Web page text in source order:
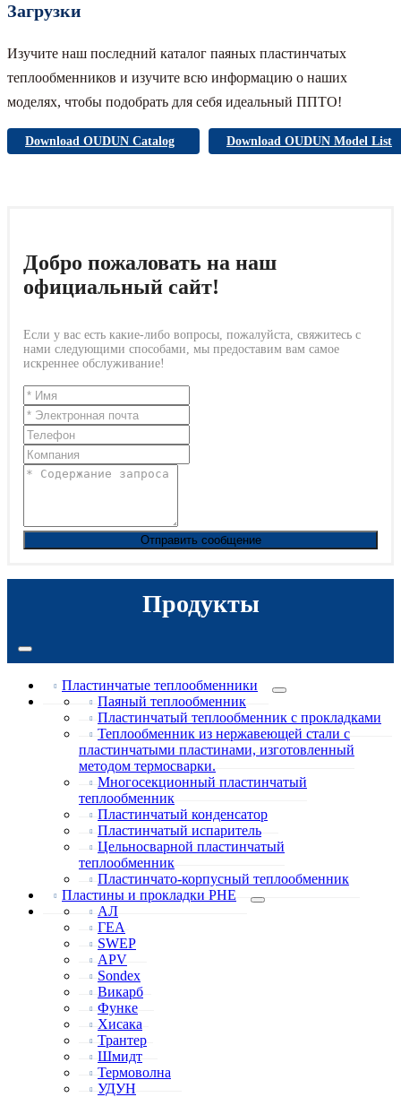
Загрузки
Изучите наш последний каталог паяных пластинчатых
теплообменников и изучите всю информацию о наших
моделях, чтобы подобрать для себя идеальный ППТО!
Download OUDUN Catalog Download OUDUN Model List
Добро пожаловать на наш
официальный сайт!
Если у вас есть какие-либо вопросы, пожалуйста, свяжитесь с
нами следующими способами, мы предоставим вам самое
искреннее обслуживание!
Отправить сообщение
Продукты
Пластинчатые теплообменники
Паяный теплообменник
Пластинчатый теплообменник с прокладками
Теплообменник из нержавеющей стали с
пластинчатыми пластинами, изготовленный
методом термосварки.
Многосекционный пластинчатый
теплообменник
Пластинчатый конденсатор
Пластинчатый испаритель
Цельносварной пластинчатый
теплообменник
Пластинчато-корпусный теплообменник
Пластины и прокладки PHE
АЛ
ГЕА
SWEP
APV
Sondex
Викарб
Функе
Хисака
Трантер
Шмидт
Термоволна
УДУН